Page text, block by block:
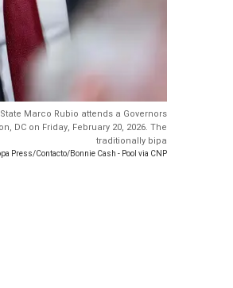
Marco Rubio attends a Governors
DC on Friday, February 20, 2026. The
traditionally bipa
Press/Contacto/Bonnie Cash - Pool via CNP